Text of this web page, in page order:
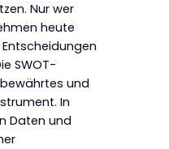
Nur wer
heute
SWOT-
und
In
Daten und